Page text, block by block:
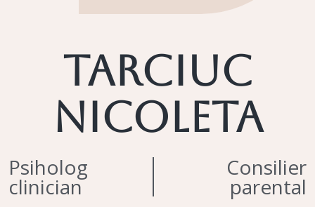
TARCIUC
NICOLETA
Psiholog
clinician
Consilier
parental